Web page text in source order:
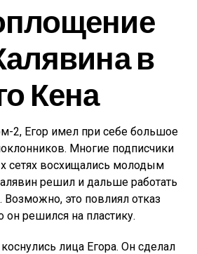
в
Кена
2, Егор имел при себе большое
Многие подписчики
сетях восхищались молодым
решил и дальше работать
это повлиял отказ
он решился на пластику.
лица Егора. Он сделал